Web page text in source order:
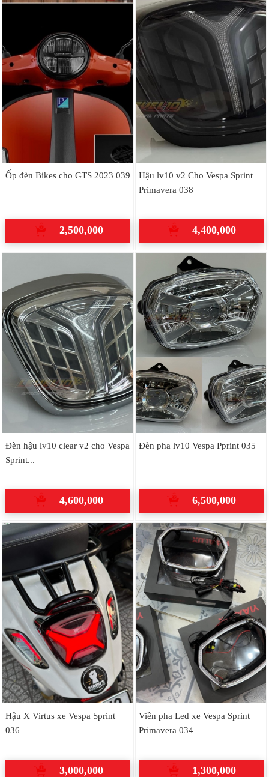
Ốp đèn Bikes cho GTS 2023 039
2,500,000
Hậu lv10 v2 Cho Vespa Sprint
Primavera 038
4,400,000
Đèn hậu lv10 clear v2 cho Vespa
Sprint...
4,600,000
Đèn pha lv10 Vespa Pprint 035
6,500,000
Hậu X Virtus xe Vespa Sprint
036
3,000,000
Viền pha Led xe Vespa Sprint
Primavera 034
1,300,000